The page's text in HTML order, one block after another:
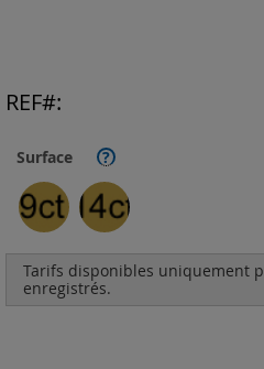
Surface ?
Tarifs disponibles uniquement
enregistrés.
REF